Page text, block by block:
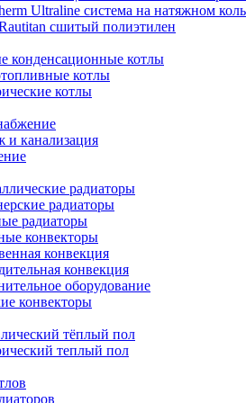
Ultraline система на натяжном
сшитый полиэтилен
конденсационные котлы
котлы
котлы
и канализация
радиаторы
радиаторы
радиаторы
конвекторы
конвекция
конвекция
оборудование
конвекторы
тёплый пол
теплый пол